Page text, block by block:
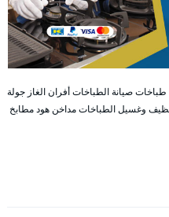
صيانة الطباخات أفران الغاز جولة
وغسيل الطباخات مداخن هود مطابخ